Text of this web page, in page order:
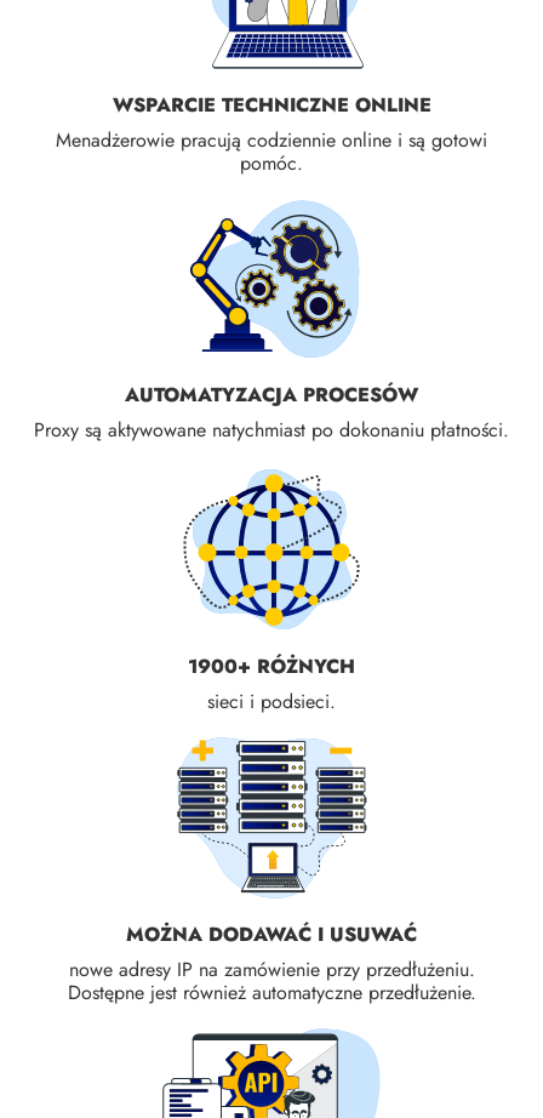
WSPARCIE TECHNICZNE ONLINE
Menadżerowie pracują codziennie online i są gotowi
pomóc.
AUTOMATYZACJA PROCESÓW
Proxy są aktywowane natychmiast po dokonaniu płatności.
1900+ RÓŻNYCH
sieci i podsieci.
MOŻNA DODAWAĆ I USUWAĆ
nowe adresy IP na zamówienie przy przedłużeniu.
Dostępne jest również automatyczne przedłużenie.